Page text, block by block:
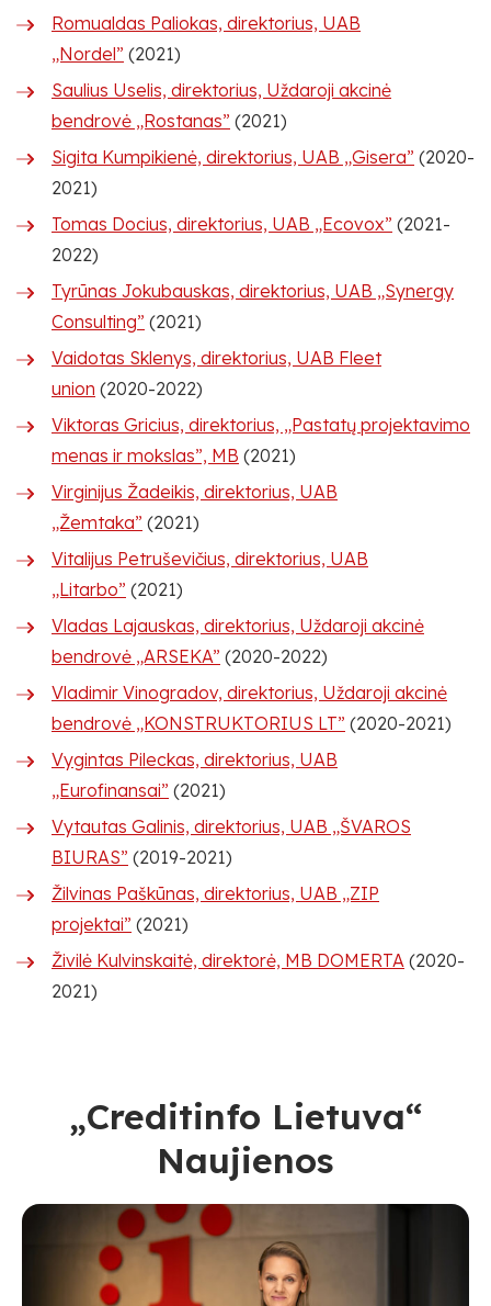
Romualdas Paliokas, direktorius, UAB
„Nordel” (2021)
Saulius Uselis, direktorius, Uždaroji akcinė
bendrovė „Rostanas” (2021)
Sigita Kumpikienė, direktorius, UAB „Gisera” (2020-
2021)
Tomas Docius, direktorius, UAB „Ecovox” (2021-
2022)
Tyrūnas Jokubauskas, direktorius, UAB „Synergy
Consulting” (2021)
Vaidotas Sklenys, direktorius, UAB Fleet
union (2020-2022)
Viktoras Gricius, direktorius, „Pastatų projektavimo
menas ir mokslas”, MB (2021)
Virginijus Žadeikis, direktorius, UAB
„Žemtaka” (2021)
Vitalijus Petruševičius, direktorius, UAB
„Litarbo” (2021)
Vladas Lajauskas, direktorius, Uždaroji akcinė
bendrovė „ARSEKA” (2020-2022)
Vladimir Vinogradov, direktorius, Uždaroji akcinė
bendrovė „KONSTRUKTORIUS LT” (2020-2021)
Vygintas Pileckas, direktorius, UAB
„Eurofinansai” (2021)
Vytautas Galinis, direktorius, UAB „ŠVAROS
BIURAS” (2019-2021)
Žilvinas Paškūnas, direktorius, UAB „ZIP
projektai” (2021)
Živilė Kulvinskaitė, direktorė, MB DOMERTA (2020-
2021)
„Creditinfo Lietuva“
Naujienos